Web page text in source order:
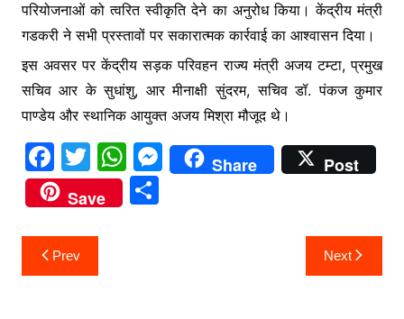
परियोजनाओं को त्वरित स्वीकृति देने का अनुरोध किया। केंद्रीय मंत्री
गडकरी ने सभी प्रस्तावों पर सकारात्मक कार्रवाई का आश्वासन दिया।
इस अवसर पर केंद्रीय सड़क परिवहन राज्य मंत्री अजय टम्टा, प्रमुख
सचिव आर के सुधांशु, आर मीनाक्षी सुंदरम, सचिव डॉ. पंकज कुमार
पाण्डेय और स्थानिक आयुक्त अजय मिश्रा मौजूद थे।
F
a
c
e
b
T
w
itt
er
W
h
at
M
e
Share
Post
Save
S
Post
navigation
Prev Next